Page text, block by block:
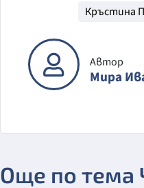
Кръстина
Автор
Мира
Още по тема